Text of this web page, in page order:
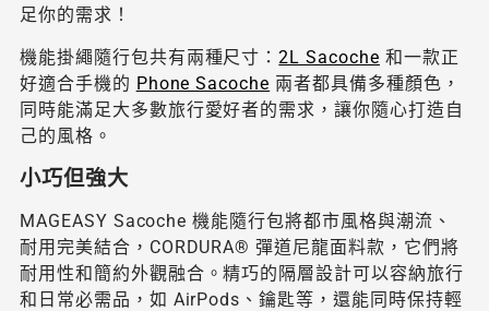
足你的需求！
機能掛繩隨行包共有兩種尺寸：2L Sacoche 和一款正
好適合手機的 Phone Sacoche 兩者都具備多種顏色，
同時能滿足大多數旅行愛好者的需求，讓你隨心打造自
己的風格。
小巧但強大
MAGEASY Sacoche 機能隨行包將都市風格與潮流、
耐用完美結合，CORDURA® 彈道尼龍面料款，它們將
耐用性和簡約外觀融合。精巧的隔層設計可以容納旅行
和日常必需品，如 AirPods、鑰匙等，還能同時保持輕